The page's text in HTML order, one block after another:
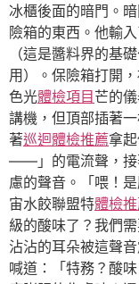
冰櫃後面的暗門。
險箱的東西。他輸
（這是醬料界的基
用）。保險箱打開
色光體檢項目芒的
講機，但頂部插著
著巡迴體檢推薦拿
——」的電流聲，接
慮的聲音。「喂！
宙水餃聯盟特體檢
級的酸味了？我們
沾沾的耳朵被這聲
喊道：「特務？酸